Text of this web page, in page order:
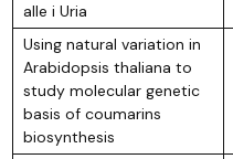
alle i Uria
Using natural variation in
Arabidopsis thaliana to
study molecular genetic
basis of coumarins
biosynthesis